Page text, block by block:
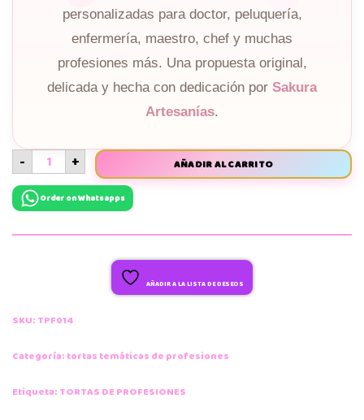
personalizadas para doctor, peluquería,
enfermería, maestro, chef y muchas
profesiones más. Una propuesta original,
delicada y hecha con dedicación por Sakura
Artesanías.
- + AÑADIR AL CARRITO
Order on Whatsapps
AÑADIR A LA LISTA DE DESEOS
SKU: TPF014
Categoría: tortas temáticas de profesiones
Etiqueta: TORTAS DE PROFESIONES